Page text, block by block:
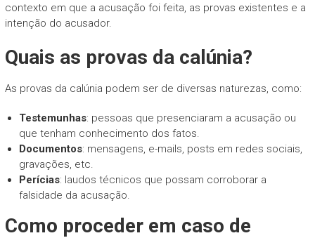
contexto em que a acusação foi feita, as provas existentes e a
intenção do acusador.
Quais as provas da calúnia?
As provas da calúnia podem ser de diversas naturezas, como:
Testemunhas: pessoas que presenciaram a acusação ou
que tenham conhecimento dos fatos.
Documentos: mensagens, e-mails, posts em redes sociais,
gravações, etc.
Perícias: laudos técnicos que possam corroborar a
falsidade da acusação.
Como proceder em caso de